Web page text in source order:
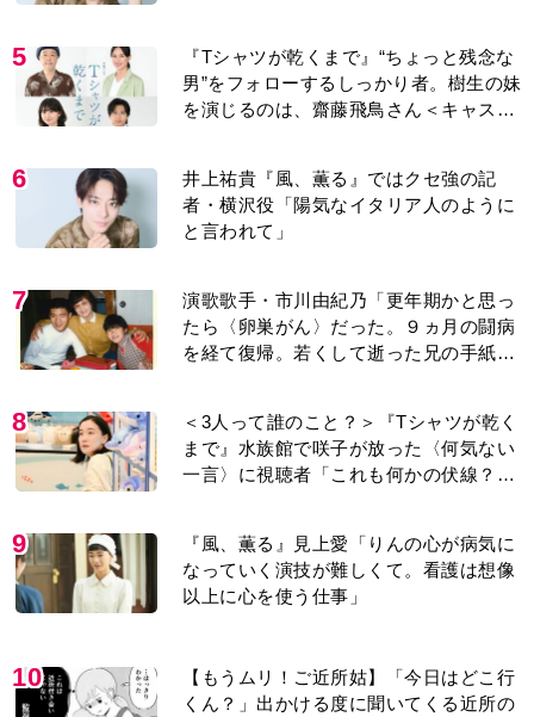
5
『Tシャツが乾くまで』“ちょっと残念な
男”をフォローするしっかり者。樹生の妹
を演じるのは、齋藤飛鳥さん＜キャスト
6
井上祐貴『風、薫る』ではクセ強の記
者・横沢役「陽気なイタリア人のように
と言われて」
7
演歌歌手・市川由紀乃「更年期かと思っ
たら〈卵巣がん〉だった。９ヵ月の闘病
を経て復帰。若くして逝った兄の手紙を
8
＜3人って誰のこと？＞『Tシャツが乾く
まで』水族館で咲子が放った〈何気ない
一言〉に視聴者「これも何かの伏線？」
9
『風、薫る』見上愛「りんの心が病気に
なっていく演技が難しくて。看護は想像
以上に心を使う仕事」
10
【もうムリ！ご近所姑】「今日はどこ行
くん？」出かける度に聞いてくる近所の